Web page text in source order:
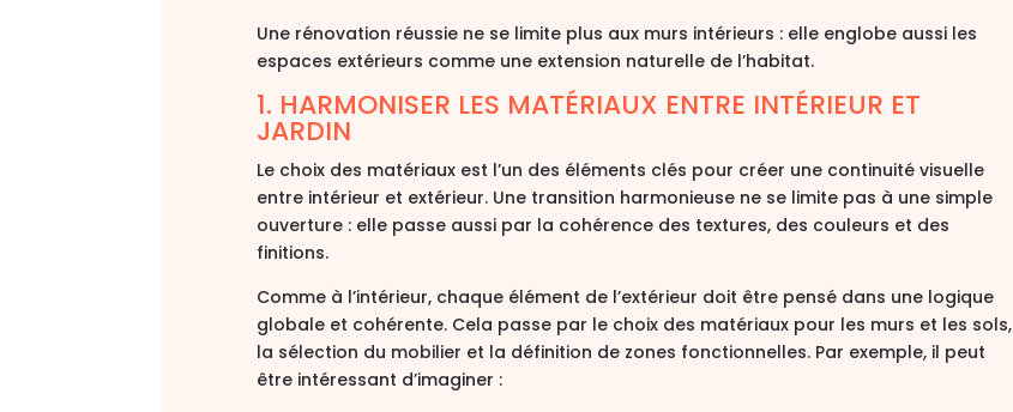
Une rénovation réussie ne se limite plus aux murs intérieurs : elle englobe aussi les
espaces extérieurs comme une extension naturelle de l’habitat.
1. HARMONISER LES MATÉRIAUX ENTRE INTÉRIEUR ET
JARDIN
Le choix des matériaux est l’un des éléments clés pour créer une continuité visuelle
entre intérieur et extérieur. Une transition harmonieuse ne se limite pas à une simple
ouverture : elle passe aussi par la cohérence des textures, des couleurs et des
finitions.
Comme à l’intérieur, chaque élément de l’extérieur doit être pensé dans une logique
globale et cohérente. Cela passe par le choix des matériaux pour les murs et les sols,
la sélection du mobilier et la définition de zones fonctionnelles. Par exemple, il peut
être intéressant d’imaginer :